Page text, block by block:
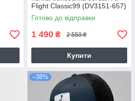
Flight Classic99 (DV3151-657)
Готово до відправки
1 490 ₴ 2 550 ₴
Купити
–38%